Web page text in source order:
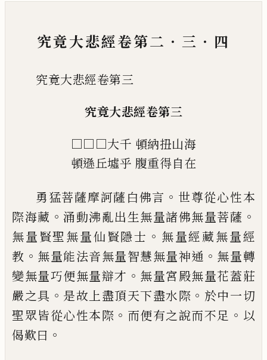
究竟大悲經卷第二．三．四
究竟大悲經卷第三
究竟大悲經卷第三
□□□大千 頓納扭山海
頓遜丘墟乎 腹重得自在
勇猛菩薩摩訶薩白佛言 。 世尊從心性本
際海藏 。涌動沸亂出生無量諸佛無量菩薩 。
無量賢聖無量仙賢隱士 。 無量經藏無量經
教 。 無量能法音無量智慧無量神通 。 無量轉
變無量巧便無量辯才 。 無量宮殿無量花蓋莊
嚴之具 。 是故上盡頂天下盡水際 。 於中一切
聖眾皆從心性本際 。 而便有之說而不足 。 以
偈歎曰 。